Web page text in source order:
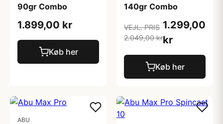
90gr Combo
1.899,00 kr
Køb her
140gr Combo
VEJL. PRIS
2.049,00 kr
1.299,00
kr
Køb her
ABU